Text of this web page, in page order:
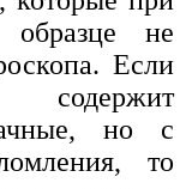
образце не
Если
содержит
но с
то